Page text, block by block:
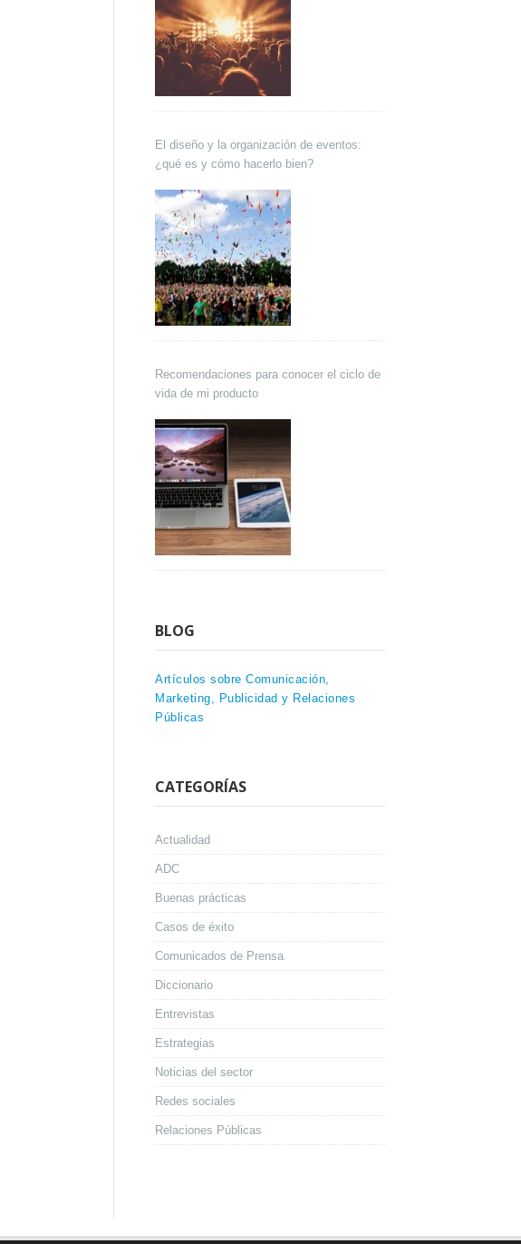
El diseño y la organización de eventos:
¿qué es y cómo hacerlo bien?
Recomendaciones para conocer el ciclo de
vida de mi producto
BLOG
Artículos sobre Comunicación,
Marketing, Publicidad y Relaciones
Públicas
CATEGORÍAS
Actualidad
ADC
Buenas prácticas
Casos de éxito
Comunicados de Prensa
Diccionario
Entrevistas
Estrategias
Noticias del sector
Redes sociales
Relaciones Públicas